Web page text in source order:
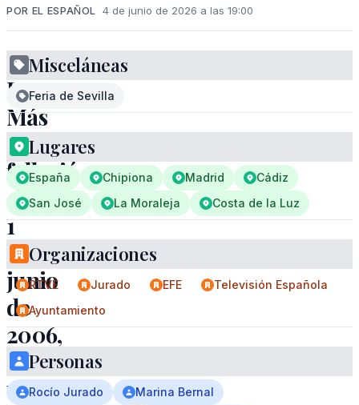
POR EL ESPAÑOL 4 de junio de 2026 a las 19:00
La
Más
Grande
falleció
el
1
de
junio
de
2006,
dejando
un
Misceláneas
Feria de Sevilla
Lugares
España Chipiona Madrid
Cádiz
San José
La Moraleja Costa de la Luz
Organizaciones
RTVE Jurado EFE
Televisión Española
Ayuntamiento
Personas
Rocío Jurado
Marina Bernal